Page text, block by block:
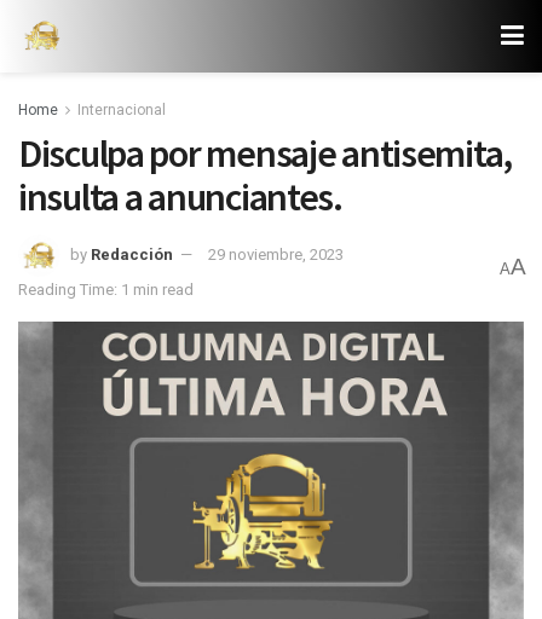
Home Internacional
Disculpa por mensaje antisemita,
insulta a anunciantes.
by Redacción
29 noviembre, 2023
Reading Time: 1 min read
AA